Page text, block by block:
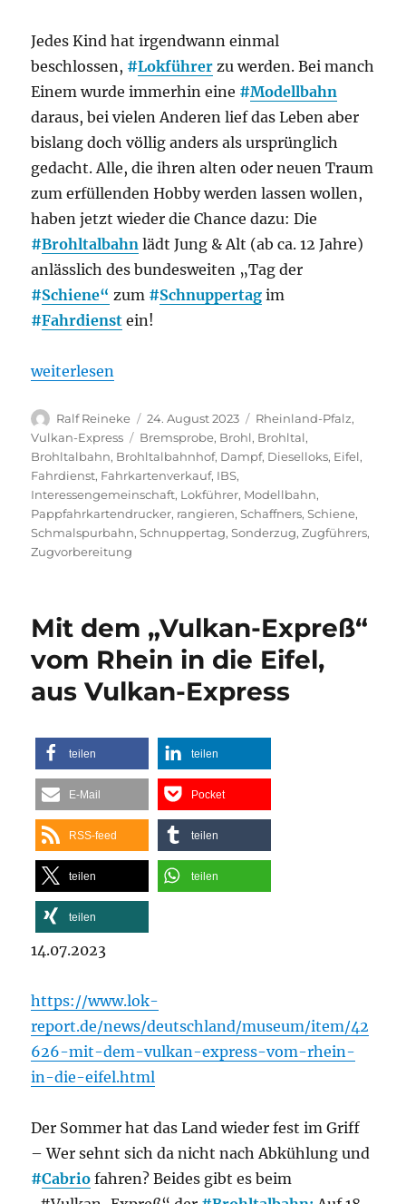
Jedes Kind hat irgendwann einmal
beschlossen, #Lokführer zu werden. Bei manch
Einem wurde immerhin eine #Modellbahn
daraus, bei vielen Anderen lief das Leben aber
bislang doch völlig anders als ursprünglich
gedacht. Alle, die ihren alten oder neuen Traum
zum erfüllenden Hobby werden lassen wollen,
haben jetzt wieder die Chance dazu: Die
#Brohltalbahn lädt Jung & Alt (ab ca. 12 Jahre)
anlässlich des bundesweiten „Tag der
#Schiene“ zum #Schnuppertag im
#Fahrdienst ein!
„Brohltalbahn lädt zum Schnuppertag im
weiterlesen
Autor
Ralf Reineke
Veröffentlicht
am
24. August 2023 Kategorien
Rheinland-Pfalz,
Vulkan-Express
Schlagwörter
Bremsprobe, Brohl, Brohltal,
Brohltalbahn, Brohltalbahnhof, Dampf, Dieselloks, Eifel,
Fahrdienst, Fahrkartenverkauf, IBS,
Interessengemeinschaft, Lokführer, Modellbahn,
Pappfahrkartendrucker, rangieren,Schaffners,Schiene,
Schmalspurbahn,Schnuppertag,Sonderzug,Zugführers,
Zugvorbereitung
Mit dem „Vulkan-Expreß“
vom Rhein in die Eifel,
aus Vulkan-Express
teilen teilen
E-Mail Pocket
RSS-feed teilen
teilen teilen
teilen
14.07.2023
https://www.lok-
report.de/news/deutschland/museum/item/42
626-mit-dem-vulkan-express-vom-rhein-
in-die-eifel.html
Der Sommer hat das Land wieder fest im Griff
– Wer sehnt sich da nicht nach Abkühlung und
#Cabrio fahren? Beides gibt es beim